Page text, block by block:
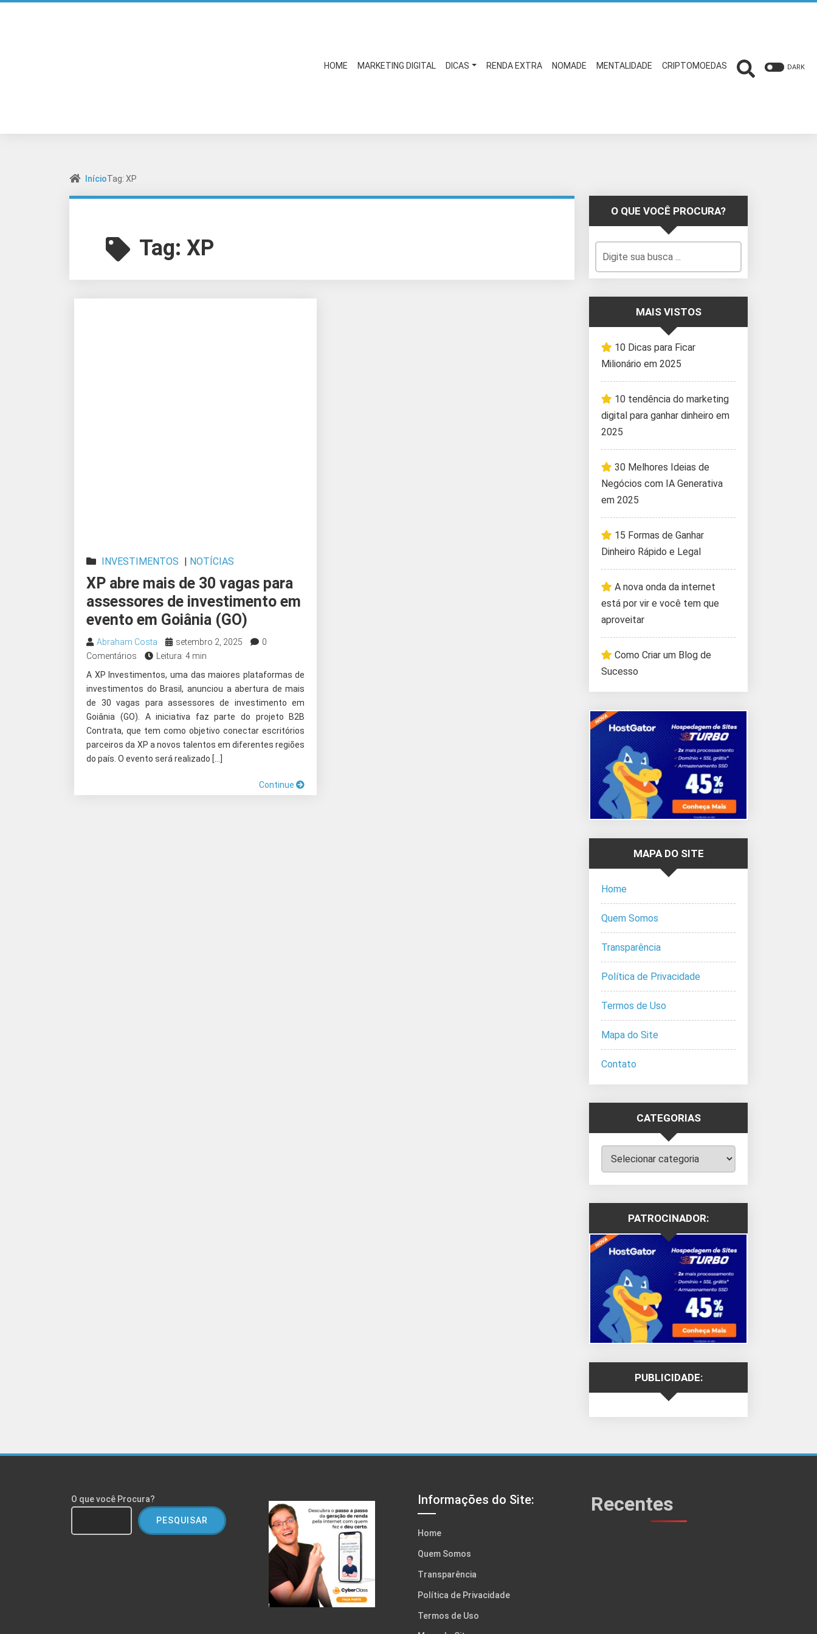
HOME MARKETING DIGITAL DICAS RENDA EXTRA NOMADE MENTALIDADE CRIPTOMOEDAS DARK
InícioTag: XP
Tag: XP
INVESTIMENTOS NOTÍCIAS
XP abre mais de 30 vagas para
assessores de investimento em
evento em Goiânia (GO)
Abraham Costa setembro 2, 2025
0
Comentários
Leitura: 4 min
A XP Investimentos, uma das maiores plataformas de
investimentos do Brasil, anunciou a abertura de mais
de 30 vagas para assessores de investimento em
Goiânia (GO). A iniciativa faz parte do projeto B2B
Contrata, que tem como objetivo conectar escritórios
parceiros da XP a novos talentos em diferentes regiões
do país. O evento será realizado […]
Continue
O QUE VOCÊ PROCURA?
MAIS VISTOS
10 Dicas para Ficar
Milionário em 2025
10 tendência do marketing
digital para ganhar dinheiro em
2025
30 Melhores Ideias de
Negócios com IA Generativa
em 2025
15 Formas de Ganhar
Dinheiro Rápido e Legal
A nova onda da internet
está por vir e você tem que
aproveitar
Como Criar um Blog de
Sucesso
MAPA DO SITE
Home
Quem Somos
Transparência
Política de Privacidade
Termos de Uso
Mapa do Site
Contato
CATEGORIAS
Categorias
PATROCINADOR:
PUBLICIDADE:
O que você Procura?
PESQUISAR
Informações do Site:
Home
Quem Somos
Transparência
Política de Privacidade
Termos de Uso
Recentes